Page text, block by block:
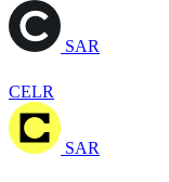
SAR
CELR
SAR